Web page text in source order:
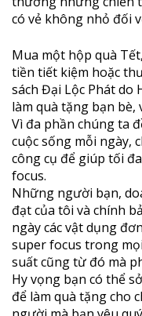
có vẻ không nhỏ đối
Mua một hộp quà
tiền tiết kiệm hoặc
sách Đại Lộc Phát do
làm quà tặng bạn
Vì đa phần chúng ta
cuộc sống mỗi ngày,
công cụ để giúp tối
focus.
Những người bạn,
đạt của tôi và chính
ngày các vật dụng
super focus trong
suất cũng từ đó mà
Hy vọng bạn có thể
để làm quà tặng cho